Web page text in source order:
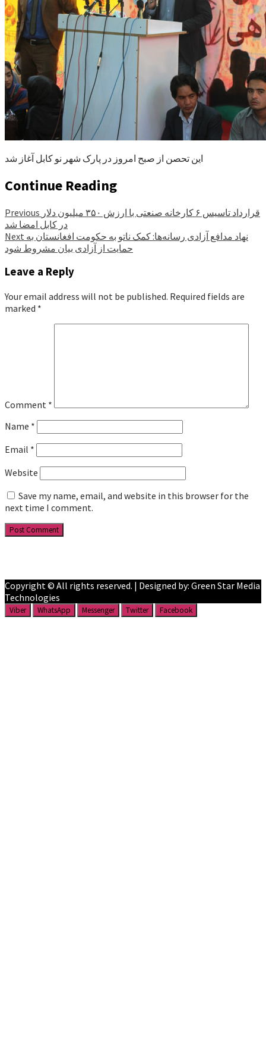
این تحصن از صبح امروز در پارک شهر نو کابل آغاز شد
Continue Reading
Previous
در کابل امضا شد
Next
حمایت از آزادی بیان مشروط شود
Leave a Reply
Your email address will not be published. Required fields are
marked *
Comment *
Name *
Email *
Website
Save my name, email, and website in this browser for the
next time I comment.
Copyright © All rights reserved. | Designed by: Green Star Media
Technologies
Viber WhatsApp Messenger Twitter Facebook